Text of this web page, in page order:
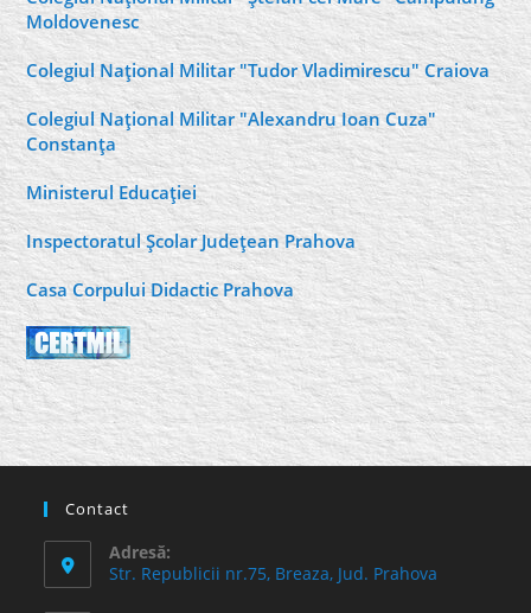
Moldovenesc
Colegiul Naţional Militar "Tudor Vladimirescu" Craiova
Colegiul Naţional Militar "Alexandru Ioan Cuza"
Constanţa
Ministerul Educaţiei
Inspectoratul Şcolar Judeţean Prahova
Casa Corpului Didactic Prahova
Contact
Adresă:
Str. Republicii nr.75, Breaza, Jud. Prahova